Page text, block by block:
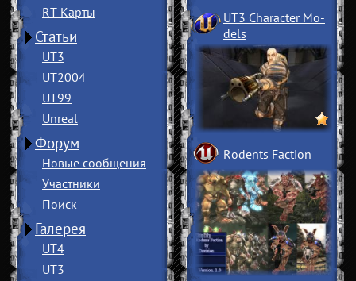
RT-Карты
Статьи
UT3
UT2004
UT99
Unreal
Форум
Новые сообщения
Участники
Поиск
Галерея
UT4
UT3
UT3 Character Mo­
dels
Rodents Faction